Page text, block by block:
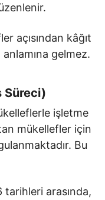
açısından kâğıt
anlamına gelmez.
Süreci)
işletme
mükellefler için
Bu
tarihleri arasında,